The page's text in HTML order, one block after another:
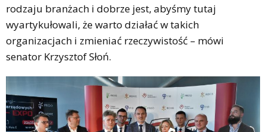
rodzaju branżach i dobrze jest, abyśmy tutaj
wyartykułowali, że warto działać w takich
organizacjach i zmieniać rzeczywistość – mówi
senator Krzysztof Słoń.